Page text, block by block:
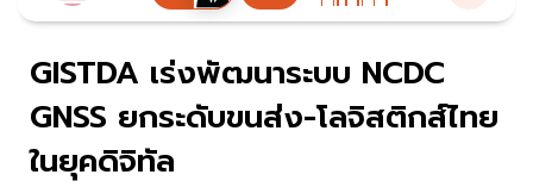
GISTDA เร่งพัฒนาระบบ NCDC
GNSS ยกระดับขนส่ง-โลจิสติกส์ไทย
ในยุคดิจิทัล